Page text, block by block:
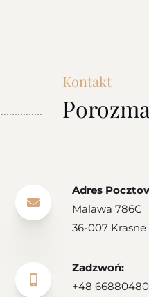
Kontakt

Adres
Malawa 786C
36-007 Krasne
Zadzwoń:
+48